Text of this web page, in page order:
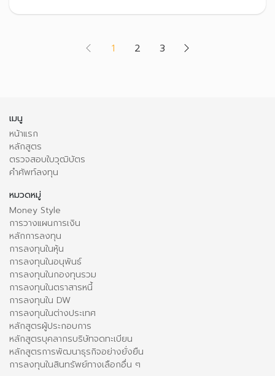
1(current)
2 3
เมนู
หน้าแรก
หลักสูตร
ตรวจสอบใบวุฒิบัตร
คำศัพท์ลงทุน
หมวดหมู่
Money Style
การวางแผนการเงิน
หลักการลงทุน
การลงทุนในหุ้น
การลงทุนในอนุพันธ์
การลงทุนในกองทุนรวม
การลงทุนในตราสารหนี้
การลงทุนใน DW
การลงทุนในต่างประเทศ
หลักสูตรผู้ประกอบการ
หลักสูตรบุคลากรบริษัทจดทะเบียน
หลักสูตรการพัฒนาธุรกิจอย่างยั่งยืน
การลงทุนในสินทรัพย์ทางเลือกอื่น ๆ